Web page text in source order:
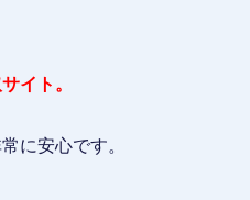
イト。
に安心です。